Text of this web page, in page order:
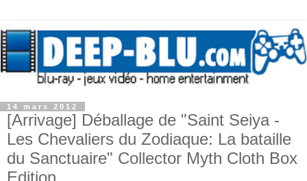
14 mars 2012
[Arrivage] Déballage de "Saint Seiya -
Les Chevaliers du Zodiaque: La bataille
du Sanctuaire" Collector Myth Cloth Box
Edition